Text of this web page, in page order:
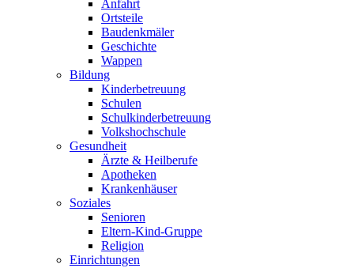
Anfahrt
Ortsteile
Baudenkmäler
Geschichte
Wappen
Bildung
Kinderbetreuung
Schulen
Schulkinderbetreuung
Volkshochschule
Gesundheit
Ärzte & Heilberufe
Apotheken
Krankenhäuser
Soziales
Senioren
Eltern-Kind-Gruppe
Religion
Einrichtungen